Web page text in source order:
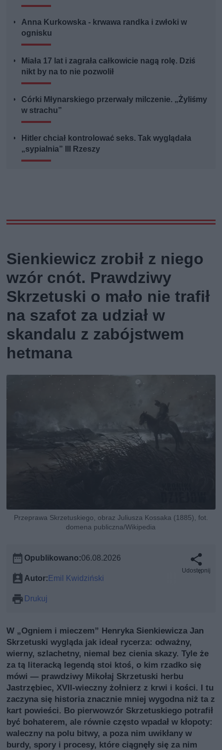
Anna Kurkowska - krwawa randka i zwłoki w
ognisku
Miała 17 lat i zagrała całkowicie nagą rolę. Dziś
nikt by na to nie pozwolił
Córki Młynarskiego przerwały milczenie. „Żyliśmy
w strachu”
Hitler chciał kontrolować seks. Tak wyglądała
„sypialnia” III Rzeszy
Sienkiewicz zrobił z niego
wzór cnót. Prawdziwy
Skrzetuski o mało nie trafił
na szafot za udział w
skandalu z zabójstwem
hetmana
Przeprawa Skrzetuskiego, obraz Juliusza Kossaka (1885), fot.
domena publiczna/Wikipedia
Opublikowano:06.08.2026
Autor:Emil Kwidziński
Drukuj
Udostępnij
W „Ogniem i mieczem” Henryka Sienkiewicza Jan
Skrzetuski wygląda jak ideał rycerza: odważny,
wierny, szlachetny, niemal bez cienia skazy. Tyle że
za tą literacką legendą stoi ktoś, o kim rzadko się
mówi — prawdziwy Mikołaj Skrzetuski herbu
Jastrzębiec, XVII‑wieczny żołnierz z krwi i kości. I tu
zaczyna się historia znacznie mniej wygodna niż ta z
kart powieści. Bo pierwowzór Skrzetuskiego potrafił
być bohaterem, ale równie często wpadał w kłopoty:
waleczny na polu bitwy, a poza nim uwikłany w
burdy, spory i procesy, które ciągnęły się za nim